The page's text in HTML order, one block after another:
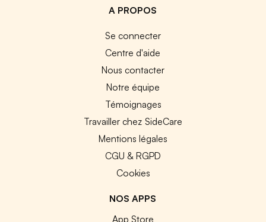
A PROPOS
Se connecter
Centre d'aide
Nous contacter
Notre équipe
Témoignages
Travailler chez SideCare
Mentions légales
CGU & RGPD
Cookies
NOS APPS
App Store